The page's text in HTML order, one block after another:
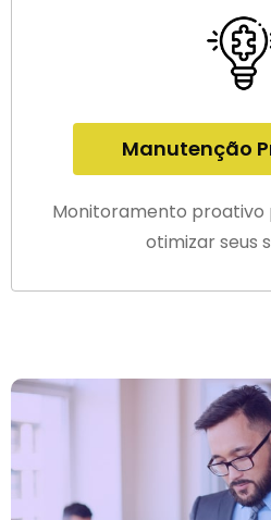
Manutenção
Monitoramento proativo
otimizar seus